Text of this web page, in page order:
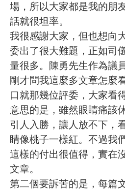
場，所以大家都是我的朋
話就很坦率。
我很感謝大家，但也想向
委出了很大難題，正如司
量很多。陳勇先生作為議
剛才問我這麼多文章怎麼
口就那幾位評委，大家看
意思的是，雖然眼睛痛該
引人入勝，讓人放不下，
睛像桃子一樣紅。不過我
這樣的付出很值得，實在
文章。
第二個要訴苦的是，每篇